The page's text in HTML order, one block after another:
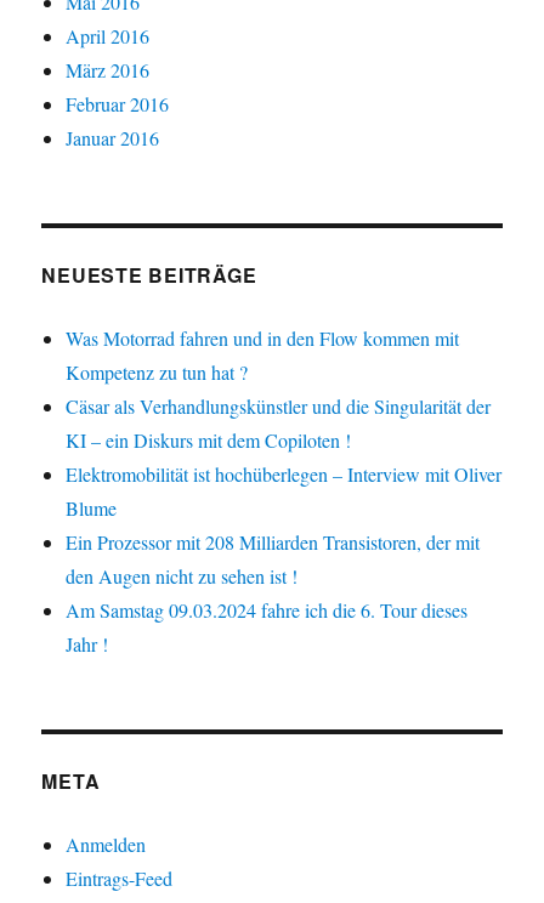
April 2016
März 2016
Februar 2016
Januar 2016
NEUESTE BEITRÄGE
Was Motorrad fahren und in den Flow kommen mit
Kompetenz zu tun hat ?
Cäsar als Verhandlungskünstler und die Singularität der
KI – ein Diskurs mit dem Copiloten !
Elektromobilität ist hochüberlegen – Interview mit Oliver
Blume
Ein Prozessor mit 208 Milliarden Transistoren, der mit
den Augen nicht zu sehen ist !
Am Samstag 09.03.2024 fahre ich die 6. Tour dieses
Jahr !
META
Anmelden
Eintrags-Feed